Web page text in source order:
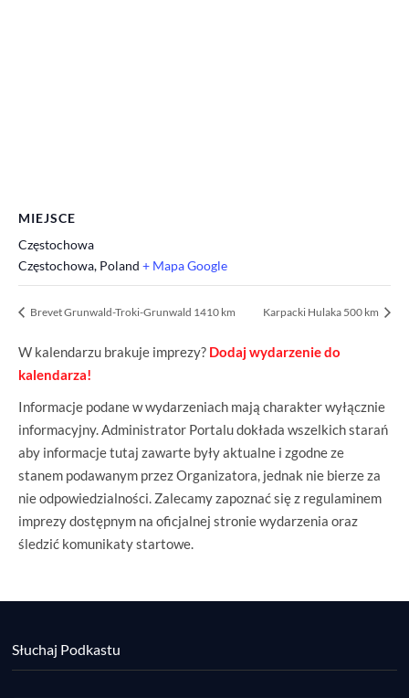
MIEJSCE
Częstochowa
Częstochowa, Poland + Mapa Google
Brevet Grunwald-Troki-Grunwald 1410 km Karpacki Hulaka 500 km
W kalendarzu brakuje imprezy? Dodaj wydarzenie do
kalendarza!
Informacje podane w wydarzeniach mają charakter wyłącznie
informacyjny. Administrator Portalu dokłada wszelkich starań
aby informacje tutaj zawarte były aktualne i zgodne ze
stanem podawanym przez Organizatora, jednak nie bierze za
nie odpowiedzialności. Zalecamy zapoznać się z regulaminem
imprezy dostępnym na oficjalnej stronie wydarzenia oraz
śledzić komunikaty startowe.
Słuchaj Podkastu